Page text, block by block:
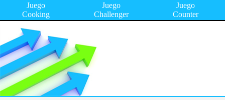
Juego
Cooking
Juego
Challenger
Juego
Counter